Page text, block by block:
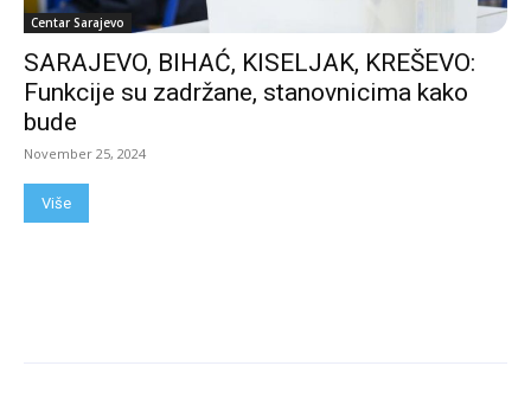
Centar Sarajevo
SARAJEVO, BIHAĆ, KISELJAK, KREŠEVO:
Funkcije su zadržane, stanovnicima kako
bude
November 25, 2024
Više